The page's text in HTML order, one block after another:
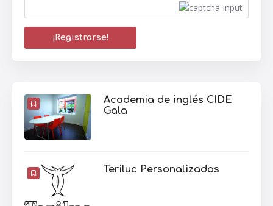
Academia de inglés CIDE
Gala
Teriluc Personalizados